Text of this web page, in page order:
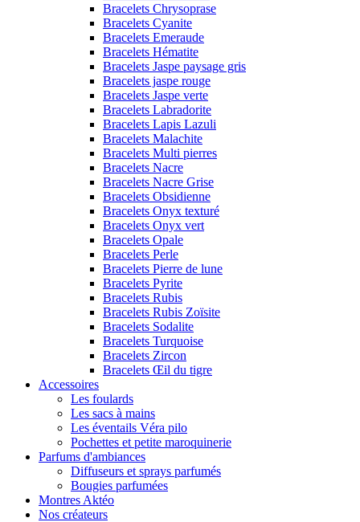
Bracelets Chrysoprase
Bracelets Cyanite
Bracelets Emeraude
Bracelets Hématite
Bracelets Jaspe paysage gris
Bracelets jaspe rouge
Bracelets Jaspe verte
Bracelets Labradorite
Bracelets Lapis Lazuli
Bracelets Malachite
Bracelets Multi pierres
Bracelets Nacre
Bracelets Nacre Grise
Bracelets Obsidienne
Bracelets Onyx texturé
Bracelets Onyx vert
Bracelets Opale
Bracelets Perle
Bracelets Pierre de lune
Bracelets Pyrite
Bracelets Rubis
Bracelets Rubis Zoïsite
Bracelets Sodalite
Bracelets Turquoise
Bracelets Zircon
Bracelets Œil du tigre
Accessoires
Les foulards
Les sacs à mains
Les éventails Véra pilo
Pochettes et petite maroquinerie
Parfums d'ambiances
Diffuseurs et sprays parfumés
Bougies parfumées
Montres Aktéo
Nos créateurs